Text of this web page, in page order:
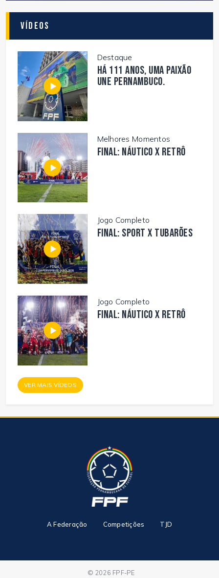
Vídeos
Destaque
Há 111 anos, uma paixão
une Pernambuco.
Melhores Momentos
FINAL: NÁUTICO X RETRÔ
Jogo Completo
FINAL: SPORT X TUBARÕES
Jogo Completo
FINAL: NÁUTICO X RETRÔ
VER MAIS VÍDEOS
A Federação Competições TJD
© 2026 FPF-PE